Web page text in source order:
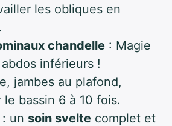
les obliques en
chandelle : Magie
inférieurs !
jambes au plafond,
le bassin 6 à 10 fois.
un soin svelte complet et